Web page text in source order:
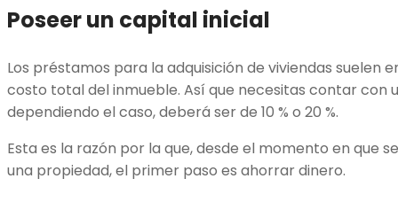
Poseer un capital inicial
Los préstamos para la adquisición de viviendas suelen
costo total del inmueble. Así que necesitas contar con
dependiendo el caso, deberá ser de 10 % o 20 %.
Esta es la razón por la que, desde el momento en que
una propiedad, el primer paso es ahorrar dinero.